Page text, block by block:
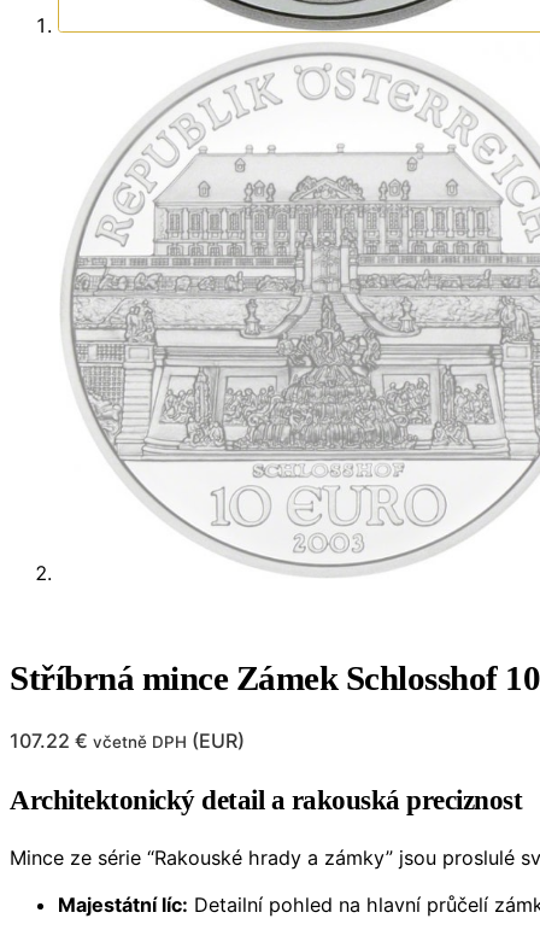
Stříbrná mince Zámek Schlosshof
107.22 € včetně DPH (EUR)
Architektonický detail a rakouská preciznost
Mince ze série “Rakouské hrady a zámky” jsou proslulé
Majestátní líc: Detailní pohled na hlavní průčelí